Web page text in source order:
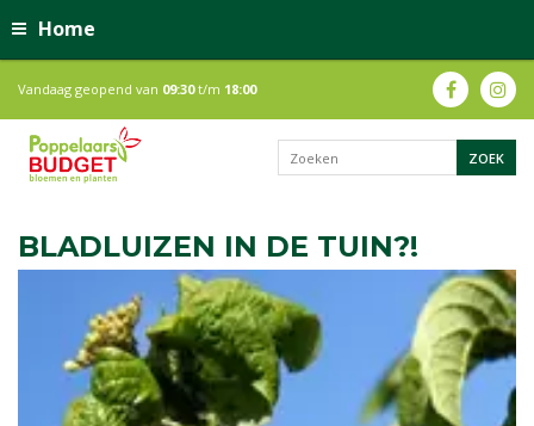
Home
Vandaag geopend van 09:30t/m 18:00
BLADLUIZEN IN DE TUIN?!